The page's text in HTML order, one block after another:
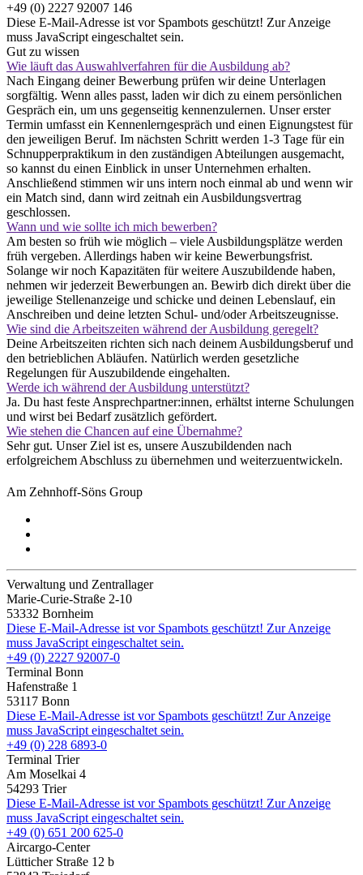
+49 (0) 2227 92007 146
Diese E-Mail-Adresse ist vor Spambots geschützt! Zur Anzeige
muss JavaScript eingeschaltet sein.
Gut zu wissen
Wie läuft das Auswahlverfahren für die Ausbildung ab?
Nach Eingang deiner Bewerbung prüfen wir deine Unterlagen
sorgfältig. Wenn alles passt, laden wir dich zu einem persönlichen
Gespräch ein, um uns gegenseitig kennenzulernen. Unser erster
Termin umfasst ein Kennenlerngespräch und einen Eignungstest für
den jeweiligen Beruf. Im nächsten Schritt werden 1-3 Tage für ein
Schnupperpraktikum in den zuständigen Abteilungen ausgemacht,
so kannst du einen Einblick in unser Unternehmen erhalten.
Anschließend stimmen wir uns intern noch einmal ab und wenn wir
ein Match sind, dann wird zeitnah ein Ausbildungsvertrag
geschlossen.
Wann und wie sollte ich mich bewerben?
Am besten so früh wie möglich – viele Ausbildungsplätze werden
früh vergeben. Allerdings haben wir keine Bewerbungsfrist.
Solange wir noch Kapazitäten für weitere Auszubildende haben,
nehmen wir jederzeit Bewerbungen an. Bewirb dich direkt über die
jeweilige Stellenanzeige und schicke und deinen Lebenslauf, ein
Anschreiben und deine letzten Schul- und/oder Arbeitszeugnisse.
Wie sind die Arbeitszeiten während der Ausbildung geregelt?
Deine Arbeitszeiten richten sich nach deinem Ausbildungsberuf und
den betrieblichen Abläufen. Natürlich werden gesetzliche
Regelungen für Auszubildende eingehalten.
Werde ich während der Ausbildung unterstützt?
Ja. Du hast feste Ansprechpartner:innen, erhältst interne Schulungen
und wirst bei Bedarf zusätzlich gefördert.
Wie stehen die Chancen auf eine Übernahme?
Sehr gut. Unser Ziel ist es, unsere Auszubildenden nach
erfolgreichem Abschluss zu übernehmen und weiterzuentwickeln.
Am Zehnhoff-Söns Group
Verwaltung und Zentrallager
Marie-Curie-Straße 2-10
53332 Bornheim
Diese E-Mail-Adresse ist vor Spambots geschützt! Zur Anzeige
muss JavaScript eingeschaltet sein.
+49 (0) 2227 92007-0
Terminal Bonn
Hafenstraße 1
53117 Bonn
Diese E-Mail-Adresse ist vor Spambots geschützt! Zur Anzeige
muss JavaScript eingeschaltet sein.
+49 (0) 228 6893-0
Terminal Trier
Am Moselkai 4
54293 Trier
Diese E-Mail-Adresse ist vor Spambots geschützt! Zur Anzeige
muss JavaScript eingeschaltet sein.
+49 (0) 651 200 625-0
Aircargo-Center
Lütticher Straße 12 b